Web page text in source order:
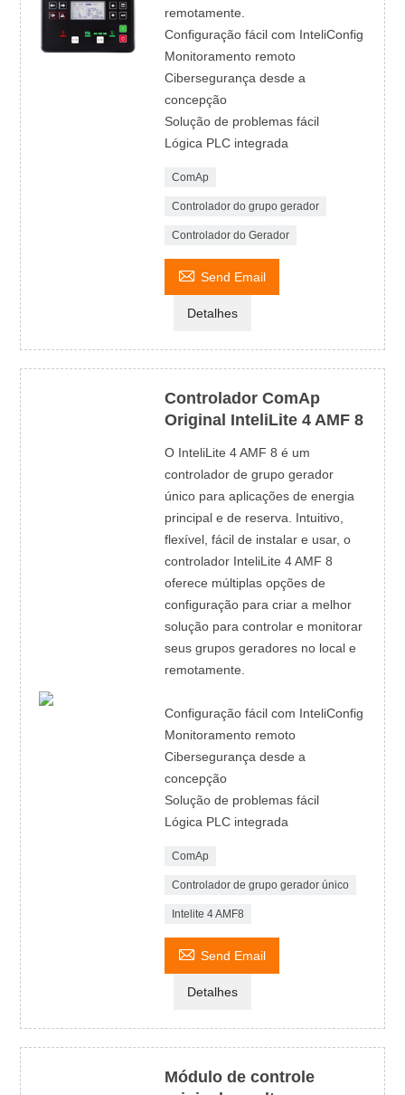
remotamente.
Configuração fácil com InteliConfig
Monitoramento remoto
Cibersegurança desde a
concepção
Solução de problemas fácil
Lógica PLC integrada
ComAp
Controlador do grupo gerador
Controlador do Gerador
 Send Email
Detalhes
Controlador ComAp
Original InteliLite 4 AMF 8
O InteliLite 4 AMF 8 é um
controlador de grupo gerador
único para aplicações de energia
principal e de reserva. Intuitivo,
flexível, fácil de instalar e usar, o
controlador InteliLite 4 AMF 8
oferece múltiplas opções de
configuração para criar a melhor
solução para controlar e monitorar
seus grupos geradores no local e
remotamente.
Configuração fácil com InteliConfig
Monitoramento remoto
Cibersegurança desde a
concepção
Solução de problemas fácil
Lógica PLC integrada
ComAp
Controlador de grupo gerador único
Intelite 4 AMF8
 Send Email
Detalhes
Módulo de controle